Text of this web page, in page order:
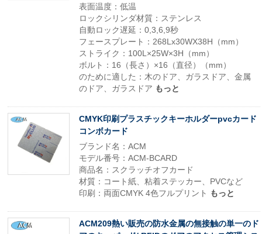
表面温度：低温
ロックシリンダ材質：ステンレス
自動ロック遅延：0,3,6,9秒
フェースプレート：268Lx30WX38H（mm）
ストライク：100L×25W×3H（mm）
ボルト：16（長さ）×16（直径）（mm）
のために適した：木のドア、ガラスドア、金属
のドア、ガラスドア もっと
CMYK印刷プラスチックキーホルダーpvcカード
コンボカード
ブランド名：ACM
モデル番号：ACM-BCARD
商品名：スクラッチオフカード
材質：コート紙、粘着ステッカー、PVCなど
印刷：両面CMYK 4色フルプリント もっと
ACM209熱い販売の防水金属の無接触の単一のド